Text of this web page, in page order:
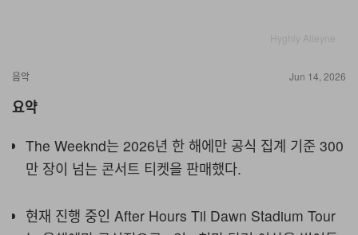
음악 Jun 14, 2026
요약
The Weeknd는 2026년 한 해에만 공식 집계 기준 300
만 장이 넘는 콘서트 티켓을 판매했다.
현재 진행 중인 After Hours Til Dawn Stadium Tour